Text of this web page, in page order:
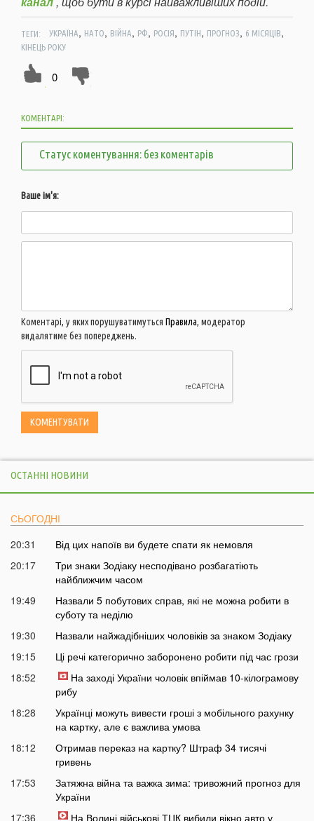
ТЕГИ: УКРАЇНА, НАТО, ВІЙНА, РФ, РОСІЯ, ПУТІН, ПРОГНОЗ, 6 МІСЯЦІВ,
КІНЕЦЬ РОКУ
0
КОМЕНТАРІ:
Статус коментування: без коментарів
Ваше ім'я:
Коментарі, у яких порушуватимуться Правила, модератор
видалятиме без попереджень.
ОСТАННІ НОВИНИ
СЬОГОДНІ
20:31
Від цих напоїв ви будете спати як немовля
20:17
Три знаки Зодіаку несподівано розбагатіють
найближчим часом
19:49
Назвали 5 побутових справ, які не можна робити в
суботу та неділю
19:30
Назвали найжадібніших чоловіків за знаком Зодіаку
19:15
Ці речі категорично заборонено робити під час грози
18:52
На заході України чоловік впіймав 10-кілограмову
рибу
18:28
Українці можуть вивести гроші з мобільного рахунку
на картку, але є важлива умова
18:12
Отримав переказ на картку? Штраф 34 тисячі
гривень
17:53
Затяжна війна та важка зима: тривожний прогноз для
України
17:36
На Волині військові ТЦК вибили вікно авто у